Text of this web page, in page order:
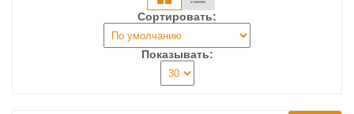
Сортировать:
Показывать: